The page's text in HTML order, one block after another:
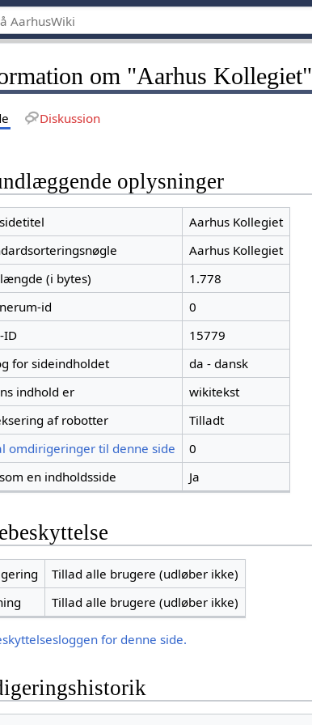
om "Aarhus Kollegiet"
Diskussion
oplysninger
Aarhus Kollegiet
Aarhus Kollegiet
(i bytes)
1.778
id
0
ID
15779
for sideindholdet
da - dansk
indhold er
wikitekst
af robotter
Tilladt
omdirigeringer til denne side
0
en indholdsside
Ja
Tillad alle brugere (udløber ikke)
Tillad alle brugere (udløber ikke)
for denne side.